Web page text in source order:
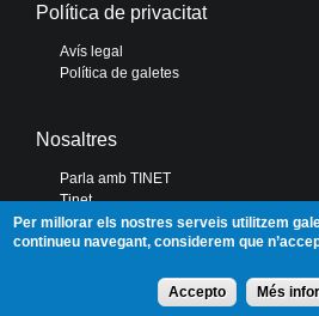
Política de privacitat
Avís legal
Política de galetes
Nosaltres
Parla amb TINET
Tinet
Diputació de Tarragona
Portal de Transparència
Per millorar els nostres serveis utilitzem
continueu navegant, considerem que
Accepto Més